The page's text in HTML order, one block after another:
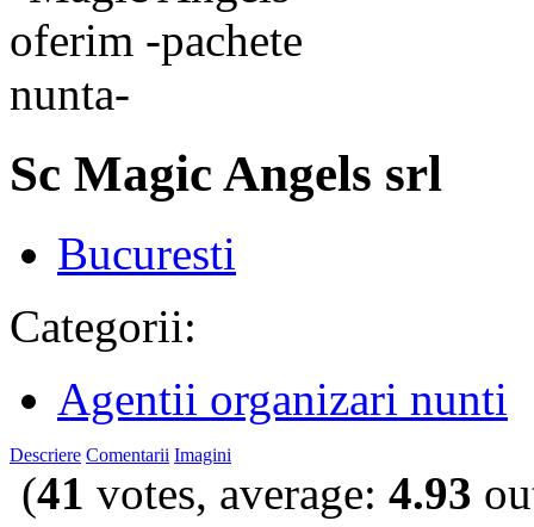
Sc Magic Angels srl
Bucuresti
Categorii:
Agentii organizari nunti
Descriere Comentarii Imagini
(41 votes, average: 4.93